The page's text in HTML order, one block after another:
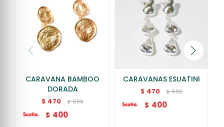
CARAVANA BAMBOO
DORADA
$ 470 $ 590
$ 400
CARAVANAS ESUATINI
$ 470 $ 590
$ 400